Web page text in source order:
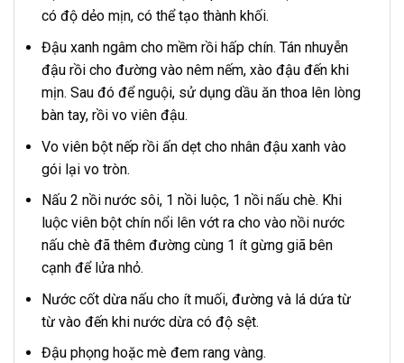
có độ dẻo mịn, có thể tạo thành khối.
Đậu xanh ngâm cho mềm rồi hấp chín. Tán nhuyễn
đậu rồi cho đường vào nêm nếm, xào đậu đến khi
mịn. Sau đó để nguội, sử dụng dầu ăn thoa lên lòng
bàn tay, rồi vo viên đậu.
Vo viên bột nếp rồi ấn dẹt cho nhân đậu xanh vào
gói lại vo tròn.
Nấu 2 nồi nước sôi, 1 nồi luộc, 1 nồi nấu chè. Khi
luộc viên bột chín nổi lên vớt ra cho vào nồi nước
nấu chè đã thêm đường cùng 1 ít gừng giã bên
cạnh để lửa nhỏ.
Nước cốt dừa nấu cho ít muối, đường và lá dứa từ
từ vào đến khi nước dừa có độ sệt.
Đậu phọng hoặc mè đem rang vàng.